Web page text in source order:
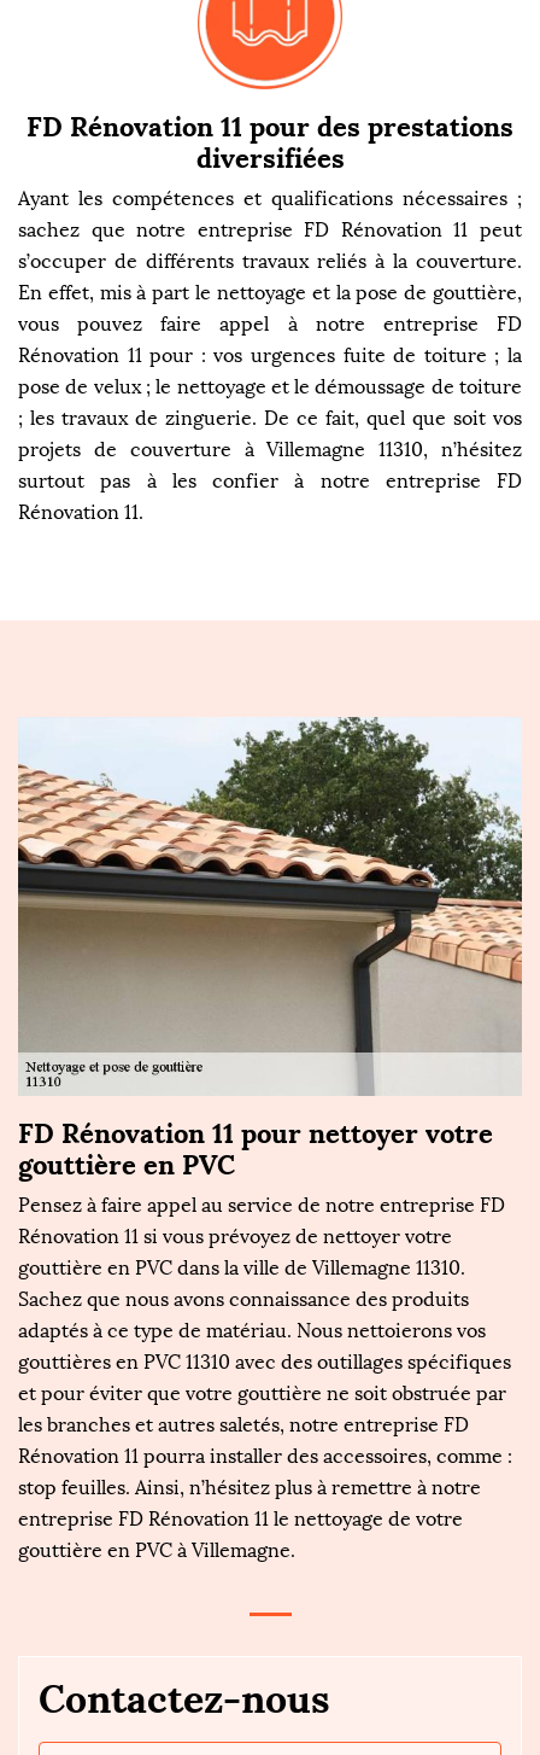
FD Rénovation 11 pour des prestations
diversifiées
Ayant les compétences et qualifications nécessaires ;
sachez que notre entreprise FD Rénovation 11 peut
s’occuper de différents travaux reliés à la couverture.
En effet, mis à part le nettoyage et la pose de gouttière,
vous pouvez faire appel à notre entreprise FD
Rénovation 11 pour : vos urgences fuite de toiture ; la
pose de velux ; le nettoyage et le démoussage de toiture
; les travaux de zinguerie. De ce fait, quel que soit vos
projets de couverture à Villemagne 11310, n’hésitez
surtout pas à les confier à notre entreprise FD
Rénovation 11.
FD Rénovation 11 pour nettoyer votre
gouttière en PVC
Pensez à faire appel au service de notre entreprise FD
Rénovation 11 si vous prévoyez de nettoyer votre
gouttière en PVC dans la ville de Villemagne 11310.
Sachez que nous avons connaissance des produits
adaptés à ce type de matériau. Nous nettoierons vos
gouttières en PVC 11310 avec des outillages spécifiques
et pour éviter que votre gouttière ne soit obstruée par
les branches et autres saletés, notre entreprise FD
Rénovation 11 pourra installer des accessoires, comme :
stop feuilles. Ainsi, n’hésitez plus à remettre à notre
entreprise FD Rénovation 11 le nettoyage de votre
gouttière en PVC à Villemagne.
Contactez-nous